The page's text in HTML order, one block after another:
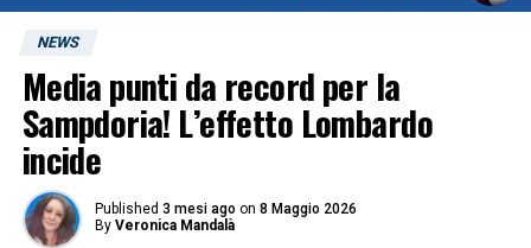
NEWS
Media punti da record per la
Sampdoria! L’effetto Lombardo
incide
Published 3 mesi ago on 8 Maggio 2026
By Veronica Mandalà